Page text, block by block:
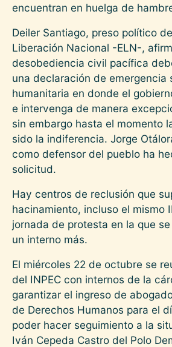
encuentran en huelga de
Deiler Santiago, preso político
Liberación Nacional -ELN-,
desobediencia civil pacífica
una declaración de emergencia
humanitaria en donde el
e intervenga de manera
sin embargo hasta el momento
sido la indiferencia. Jorge
como defensor del pueblo ha
solicitud.
Hay centros de reclusión que
hacinamiento, incluso el mismo
jornada de protesta en la que
un interno más.
El miércoles 22 de octubre se
del INPEC con internos de la
garantizar el ingreso de
de Derechos Humanos para el
poder hacer seguimiento a la
Iván Cepeda Castro del Polo